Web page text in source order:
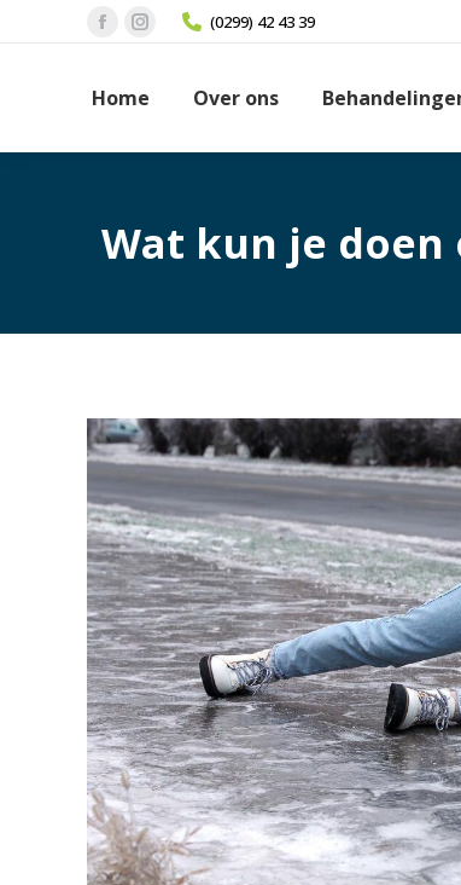
Facebook
opens
new
Instagram
opens
new
(0299) 42 43 39
Home Over ons
Wat kun je